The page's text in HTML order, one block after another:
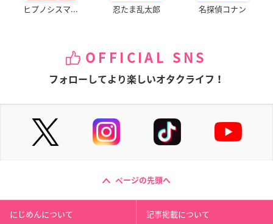
ヒプノシスマ... 忍たま乱太郎 名探偵コナン
OFFICIAL SNS
フォローしてより楽しいオタクライフ！
ページの先頭へ
にじめんについて 記事掲載について